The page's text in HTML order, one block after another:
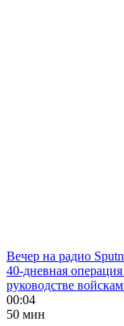
Вечер на радио
40-дневная
руководстве
00:04
50 мин